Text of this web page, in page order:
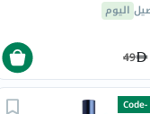
اليوم
49